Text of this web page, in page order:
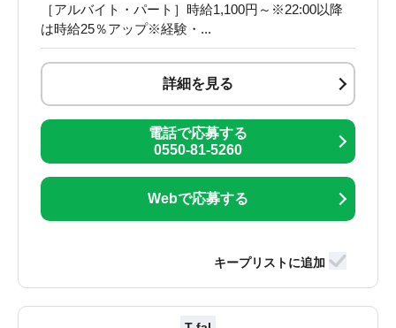
［アルバイト・パート］時給1,100円～※22:00以降
は時給25％アップ※経験・...
詳細を見る
電話で応募する
0550-81-5260
Webで応募する